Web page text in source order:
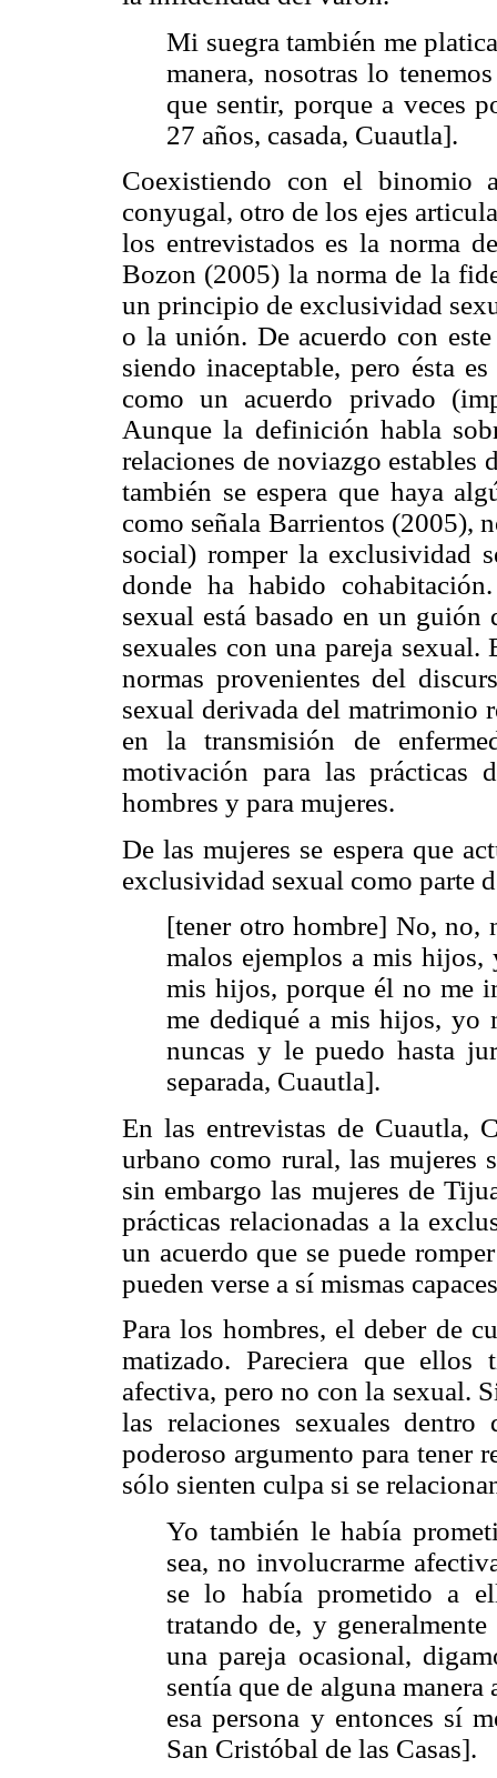
Mi suegra también me
manera, nosotras lo
que sentir, porque a veces
27 años, casada, Cuautla].
Coexistiendo con el binomio
conyugal, otro de los ejes
los entrevistados es la norma
Bozon (2005) la norma de la
un principio de exclusividad
o la unión. De acuerdo con
siendo inaceptable, pero ésta
como un acuerdo privado
Aunque la definición habla
relaciones de noviazgo estables
también se espera que haya
como señala Barrientos (2005),
social) romper la exclusividad
donde ha habido
sexual está basado en un guión
sexuales con una pareja
normas provenientes del
sexual derivada del matrimonio
en la transmisión de
motivación para las prácticas
hombres y para mujeres.
De las mujeres se espera que
exclusividad sexual como parte
[tener otro hombre] No, no,
malos ejemplos a mis
mis hijos, porque él no me
me dediqué a mis hijos, yo
nuncas y le puedo hasta
separada, Cuautla].
En las entrevistas de Cuautla,
urbano como rural, las mujeres
sin embargo las mujeres de
prácticas relacionadas a la
un acuerdo que se puede
pueden verse a sí mismas
Para los hombres, el deber de
matizado. Pareciera que
afectiva, pero no con la sexual.
las relaciones sexuales
poderoso argumento para tener
sólo sienten culpa si se
Yo también le había
sea, no involucrarme
se lo había prometido a
tratando de, y
una pareja ocasional,
sentía que de alguna
esa persona y entonces sí
San Cristóbal de las Casas].